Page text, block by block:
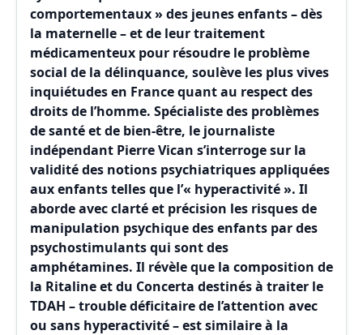
comportementaux » des jeunes enfants – dès
la maternelle – et de leur traitement
médicamenteux pour résoudre le problème
social de la délinquance, soulève les plus vives
inquiétudes en France quant au respect des
droits de l’homme. Spécialiste des problèmes
de santé et de bien-être, le journaliste
indépendant Pierre Vican s’interroge sur la
validité des notions psychiatriques appliquées
aux enfants telles que l’« hyperactivité ». Il
aborde avec clarté et précision les risques de
manipulation psychique des enfants par des
psychostimulants qui sont des
amphétamines. Il révèle que la composition de
la Ritaline et du Concerta destinés à traiter le
TDAH – trouble déficitaire de l’attention avec
ou sans hyperactivité – est similaire à la